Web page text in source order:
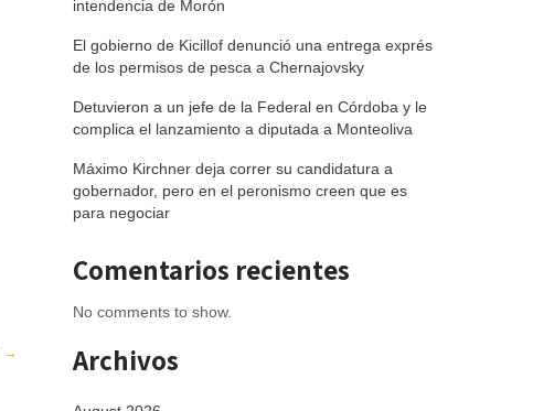
→
intendencia de Morón
El gobierno de Kicillof denunció una entrega exprés
de los permisos de pesca a Chernajovsky
Detuvieron a un jefe de la Federal en Córdoba y le
complica el lanzamiento a diputada a Monteoliva
Máximo Kirchner deja correr su candidatura a
gobernador, pero en el peronismo creen que es
para negociar
Comentarios recientes
No comments to show.
Archivos